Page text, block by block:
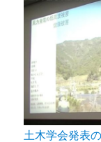
土木学会発表